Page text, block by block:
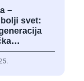
–
svet: